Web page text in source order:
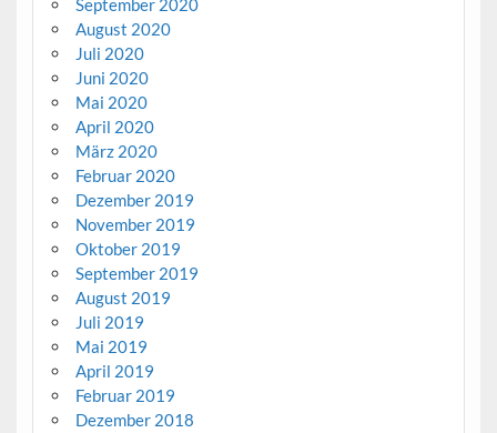
September 2020
August 2020
Juli 2020
Juni 2020
Mai 2020
April 2020
März 2020
Februar 2020
Dezember 2019
November 2019
Oktober 2019
September 2019
August 2019
Juli 2019
Mai 2019
April 2019
Februar 2019
Dezember 2018